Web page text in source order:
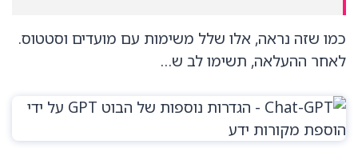
כמו שזה נראה, אלו שלל משימות עם מועדים וסטטוס.
לאחר ההעלאה, תשימו לב ש…